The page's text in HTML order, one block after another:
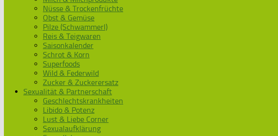
Nüsse & Trockenfrüchte
Obst & Gemüse
Pilze (Schwammerl)
Reis & Teigwaren
Saisonkalender
Schrot & Korn
Superfoods
Wild & Federwild
Zucker & Zuckerersatz
Sexualität & Partnerschaft
Geschlechtskrankheiten
Libido & Potenz
Lust & Liebe Corner
Sexualaufklärung